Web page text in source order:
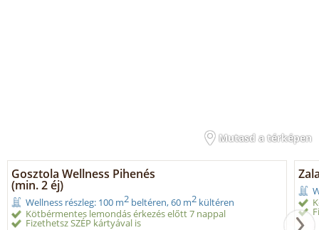
Mutasd a térképen
Gosztola Wellness Pihenés
(min. 2 éj)
Wellness részleg: 100 m2 beltéren, 60 m2 kültéren
Kötbérmentes lemondás érkezés előtt 7 nappal
Fizethetsz SZÉP kártyával is